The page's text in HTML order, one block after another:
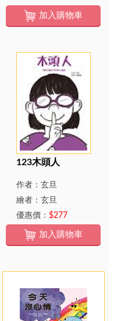
加入購物車
123木頭人
作者：玄旦
繪者：玄旦
優惠價： $277
加入購物車